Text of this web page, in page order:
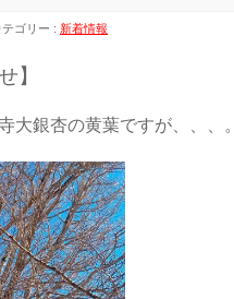
テゴリー : 新着情報
】
大銀杏の黄葉ですが、、、。